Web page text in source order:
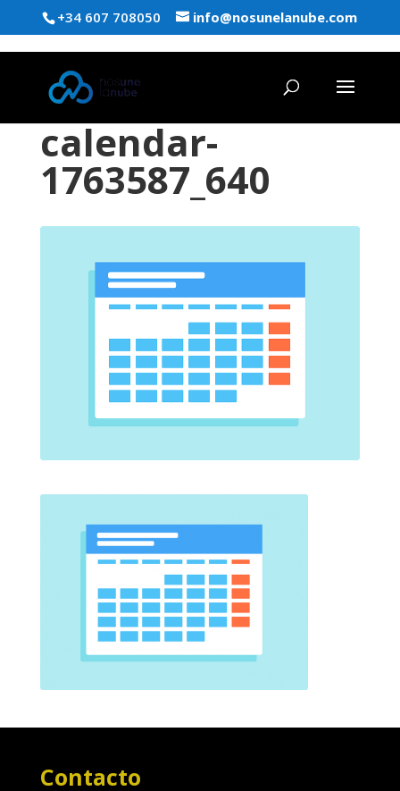
+34 607 708050 info@nosunelanube.com
calendar-
1763587_640
Contacto